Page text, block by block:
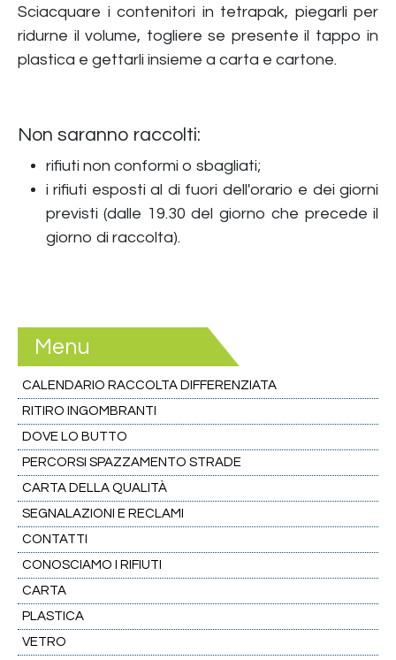
Sciacquare i contenitori in tetrapak, piegarli per
ridurne il volume, togliere se presente il tappo in
plastica e gettarli insieme a carta e cartone.
Non saranno raccolti:
rifiuti non conformi o sbagliati;
i rifiuti esposti al di fuori dell'orario e dei giorni
previsti (dalle 19.30 del giorno che precede il
giorno di raccolta).
Menu
CALENDARIO RACCOLTA DIFFERENZIATA
RITIRO INGOMBRANTI
DOVE LO BUTTO
PERCORSI SPAZZAMENTO STRADE
CARTA DELLA QUALITÀ
SEGNALAZIONI E RECLAMI
CONTATTI
CONOSCIAMO I RIFIUTI
CARTA
PLASTICA
VETRO